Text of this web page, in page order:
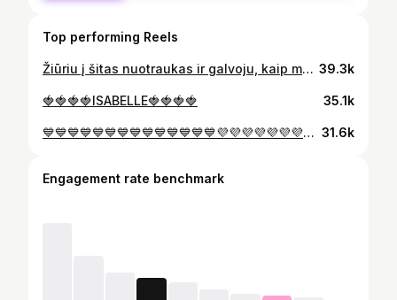
Top performing Reels
Žiūriu į šitas nuotraukas ir galvoju, kaip man pasisekė, nes iš mūsų trijų aš esu ta, kuri jau yra mama, bet dar gali būti ir dukra. Gauti meilę ir ją duoti, kažkaip augti, mokytis iš abiejų pusių vienu metu yra visiška privilegija, labai stipru❤️ labai myliu 39.3k
🍓🍓🍓🍓ISABELLE🍓🍓🍓🍓 35.1k
💙💙💙💙💙💙💙💙💙💙💙💙💙💙💜💜💜💜💜💜💜💜💜💜💜💜💜💜🩵🩵🩵🩵🩵🩵🩵🩵🩵 31.6k
Engagement rate benchmark